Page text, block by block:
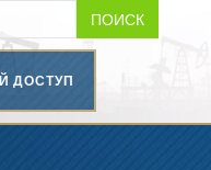
ПОИСК
ДОСТУП